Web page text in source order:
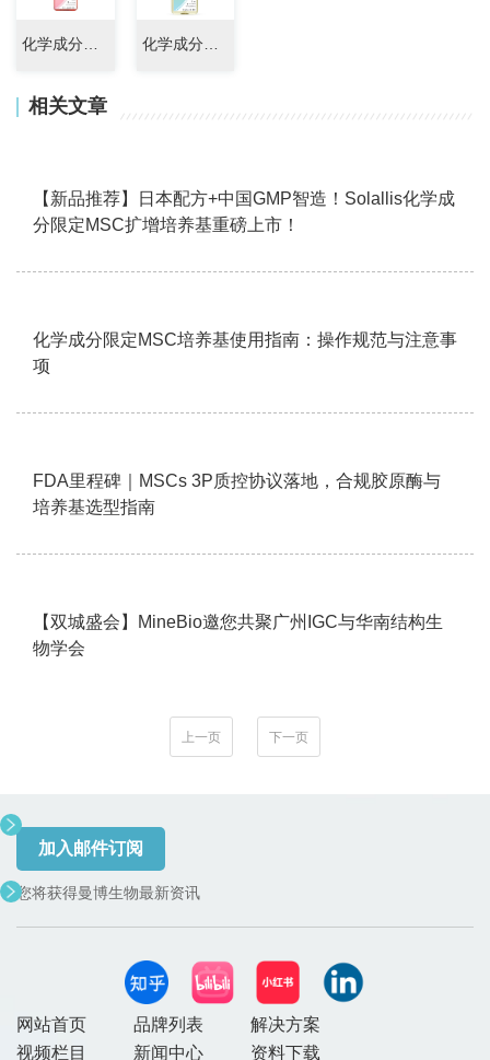
化学成分限定的无血清MSC扩增养基 化学成分限定的无血清EV富集培养基
相关文章
【新品推荐】日本配方+中国GMP智造！Solallis化学成
分限定MSC扩增培养基重磅上市！
化学成分限定MSC培养基使用指南：操作规范与注意事
项
FDA里程碑｜MSCs 3P质控协议落地，合规胶原酶与
培养基选型指南
【双城盛会】MineBio邀您共聚广州IGC与华南结构生
物学会
上一页 下一页
加入邮件订阅
您将获得曼博生物最新资讯
网站首页 品牌列表
解决方案
视频栏目
新闻中心 资料下载